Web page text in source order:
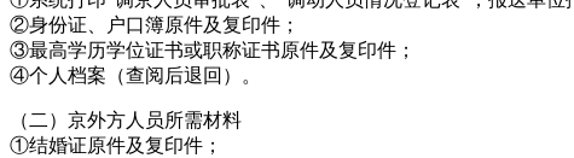
②身份证、户口簿原件及复印件；
③最高学历学位证书或职称证书原件及复印件；
④个人档案（查阅后退回）。
（二）京外方人员所需材料
①结婚证原件及复印件；